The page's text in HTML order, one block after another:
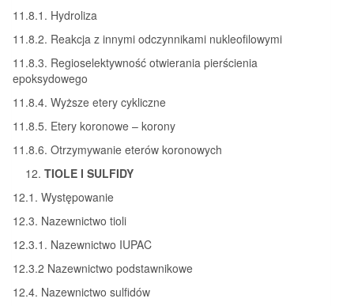
11.8.1. Hydroliza
11.8.2. Reakcja z innymi odczynnikami nukleofilowymi
11.8.3. Regioselektywność otwierania pierścienia
epoksydowego
11.8.4. Wyższe etery cykliczne
11.8.5. Etery koronowe – korony
11.8.6. Otrzymywanie eterów koronowych
TIOLE I SULFIDY
12.1. Występowanie
12.3. Nazewnictwo tioli
12.3.1. Nazewnictwo IUPAC
12.3.2 Nazewnictwo podstawnikowe
12.4. Nazewnictwo sulfidów